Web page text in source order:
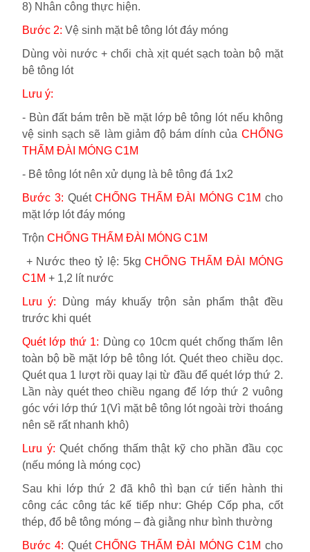
8) Nhân công thực hiện.
Bước 2: Vệ sinh mặt bê tông lót đáy móng
Dùng vòi nước + chổi chà xịt quét sạch toàn bộ mặt
bê tông lót
Lưu ý:
- Bùn đất bám trên bề mặt lớp bê tông lót nếu không
vệ sinh sạch sẽ làm giảm độ bám dính của CHỐNG
THẤM ĐÀI MÓNG C1M
- Bê tông lót nên xử dụng là bê tông đá 1x2
Bước 3: QuétCHỐNG THẤM ĐÀI MÓNG C1M cho
mặt lớp lót đáy móng
Trộn CHỐNG THẤM ĐÀI MÓNG C1M
+ Nước theo tỷ lệ: 5kgCHỐNG THẤM ĐÀI MÓNG
C1M + 1,2 lít nước
Lưu ý: Dùng máy khuấy trộn sản phẩm thật đều
trước khi quét
Quét lớp thứ 1: Dùng cọ 10cm quét chống thấm lên
toàn bộ bề mặt lớp bê tông lót. Quét theo chiều dọc.
Quét qua 1 lượt rồi quay lại từ đầu để quét lớp thứ 2.
Lần này quét theo chiều ngang để lớp thứ 2 vuông
góc với lớp thứ 1(Vì mặt bê tông lót ngoài trời thoáng
nên sẽ rất nhanh khô)
Lưu ý: Quét chống thấm thật kỹ cho phần đầu cọc
(nếu móng là móng cọc)
Sau khi lớp thứ 2 đã khô thì bạn cứ tiến hành thi
công các công tác kế tiếp như: Ghép Cốp pha, cốt
thép, đổ bê tông móng – đà giằng như bình thường
Bước 4: QuétCHỐNG THẤM ĐÀI MÓNG C1M cho